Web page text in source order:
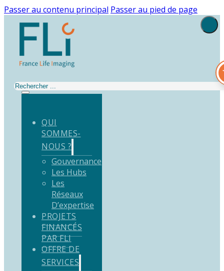
Passer au contenu principal Passer au pied de page
Rechercher
QUI
SOMMES-
NOUS ?
Gouvernance
Les Hubs
Les
Réseaux
D’expertise
PROJETS
FINANCÉS
PAR FLI
OFFRE DE
SERVICES